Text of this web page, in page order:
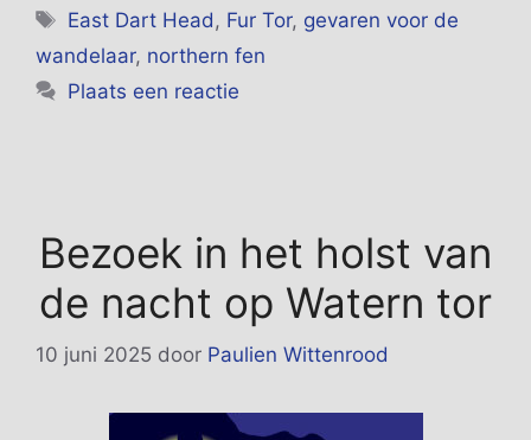
Tags
East Dart Head , Fur Tor, gevaren voor de
wandelaar, northern fen
Plaats een reactie
Bezoek in het holst van
de nacht op Watern tor
10 juni 2025 door Paulien Wittenrood